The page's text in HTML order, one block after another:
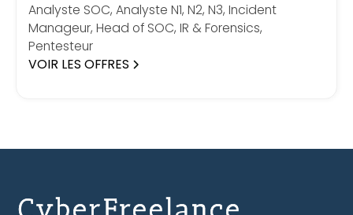
Analyste SOC, Analyste N1, N2, N3, Incident
Manageur, Head of SOC, IR & Forensics,
Pentesteur
VOIR LES OFFRES